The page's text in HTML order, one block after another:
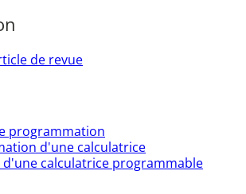
de revue
programmation
d'une calculatrice
calculatrice programmable